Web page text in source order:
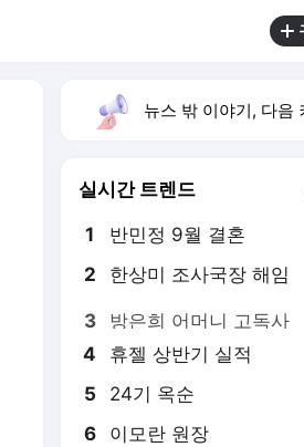
뉴스 밖 이야기, 다음 커뮤
실시간 트렌드
1 반민정 9월 결혼
2 한상미 조사국장 해임
3 방은희 어머니 고독사
4 휴젤 상반기 실적
5 24기 옥순
6 이모란 원장